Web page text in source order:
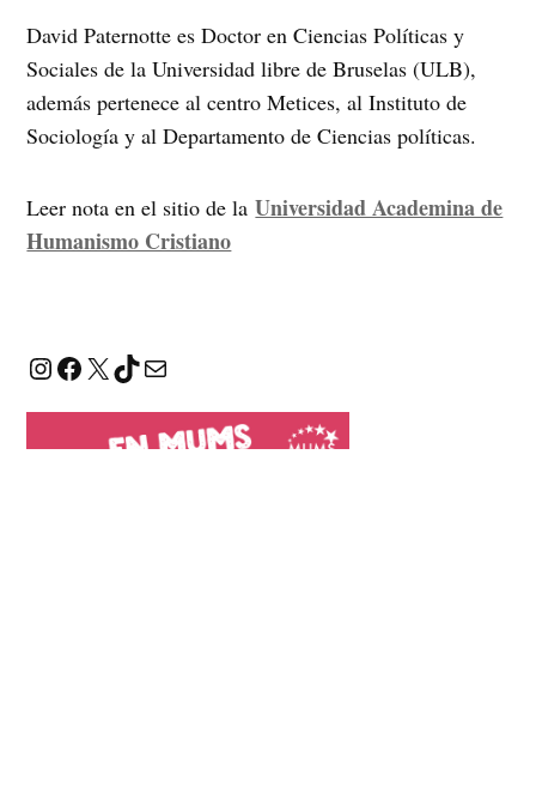
David Paternotte es Doctor en Ciencias Políticas y
Sociales de la Universidad libre de Bruselas (ULB),
además pertenece al centro Metices, al Instituto de
Sociología y al Departamento de Ciencias políticas.
Leer nota en el sitio de laUniversidad Academina de
Humanismo Cristiano
Instagram
Facebook
X TikTok
Correo electrónico